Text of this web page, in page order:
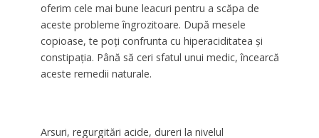
oferim cele mai bune leacuri pentru a scăpa de
aceste probleme îngrozitoare. După mesele
copioase, te poți confrunta cu hiperaciditatea și
constipația. Până să ceri sfatul unui medic, încearcă
aceste remedii naturale.
Arsuri, regurgitări acide, dureri la nivelul